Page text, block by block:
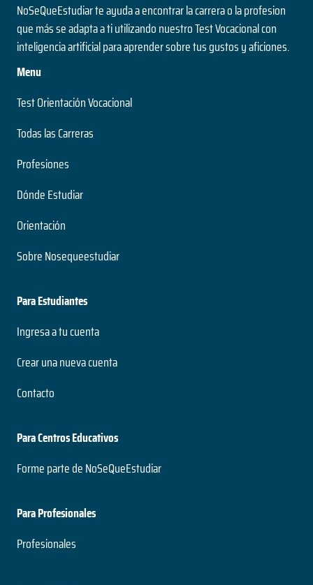
NoSeQueEstudiar te ayuda a encontrar la carrera o la profesion
que más se adapta a ti utilizando nuestro Test Vocacional con
inteligencia artificial para aprender sobre tus gustos y aficiones.
Menu
Test Orientación Vocacional
Todas las Carreras
Profesiones
Dónde Estudiar
Orientación
Sobre Nosequeestudiar
Para Estudiantes
Ingresa a tu cuenta
Crear una nueva cuenta
Contacto
Para Centros Educativos
Forme parte de NoSeQueEstudiar
Para Profesionales
Profesionales